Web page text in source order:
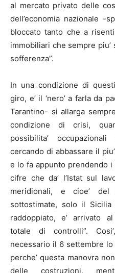
al mercato privato delle
dell’economia nazionale -
bloccato tanto che a
immobiliari che sempre
sofferenza”.
In una condizione di
giro, e’ il ‘nero’ a farla da
Tarantino- si allarga
condizione di crisi,
possibilita’
cercando di abbassare il
e lo fa appunto prendendo
cifre che da’ l’Istat sul
meridionali, e cioe’
sottostimate, solo il
raddoppiato, e’ arrivato
totale di controlli”.
necessario il 6 settembre
perche’ questa manovra
delle costruzioni,